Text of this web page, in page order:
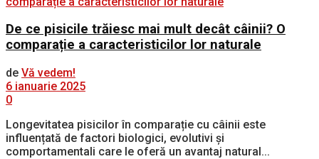
De ce pisicile trăiesc mai mult decât câinii? O
comparație a caracteristicilor lor naturale
de Vă vedem!
6 ianuarie 2025
0
Longevitatea pisicilor în comparație cu câinii este
influențată de factori biologici, evolutivi și
comportamentali care le oferă un avantaj natural...